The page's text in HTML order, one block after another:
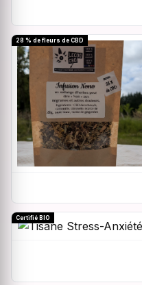
28 % de fleurs de CBD
Certifié BIO